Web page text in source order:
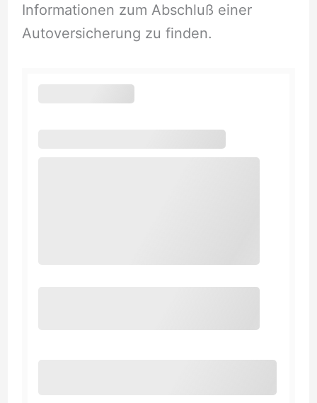
Informationen zum Abschluß einer
Autoversicherung zu finden.